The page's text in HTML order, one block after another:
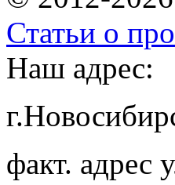
Статьи о
Наш адрес:
факт. адрес